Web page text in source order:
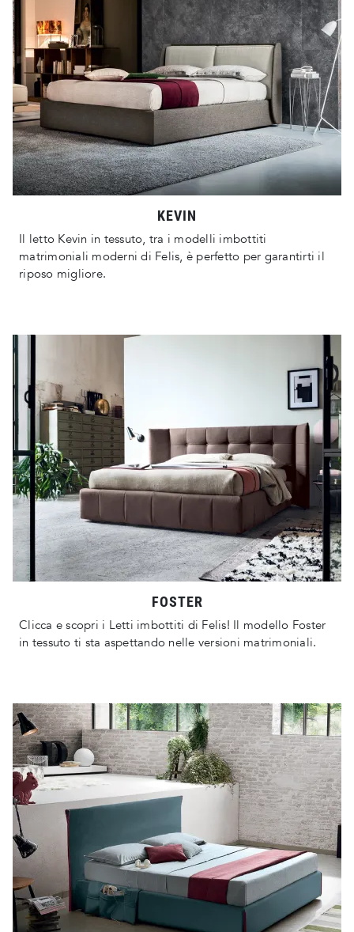
KEVIN
Il letto Kevin in tessuto, tra i modelli imbottiti
matrimoniali moderni di Felis, è perfetto per garantirti il
riposo migliore.
FOSTER
Clicca e scopri i Letti imbottiti di Felis! Il modello Foster
in tessuto ti sta aspettando nelle versioni matrimoniali.